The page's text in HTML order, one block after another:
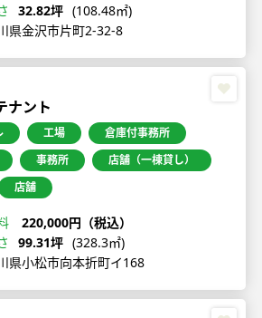
32.82坪 (108.48㎡)
県金沢市片町2-32-8
ナント
工場
倉庫付事務所
事務所
店舗（一棟貸し）
店舗
220,000円（税込）
99.31坪 (328.3㎡)
県小松市向本折町イ168